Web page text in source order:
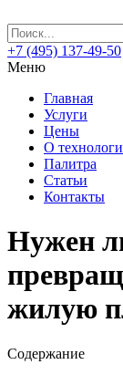
+7 (495) 137-49-50
Меню
Главная
Услуги
Цены
О
Палитра
Статьи
Контакты
Нужен
жилую
Содержание